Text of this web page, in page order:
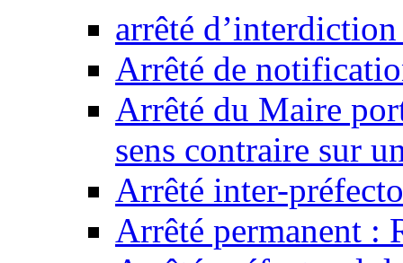
arrêté
Arrêté de
Arrêté du Maire
sens contraire sur
Arrêté inter-
Arrêté permanent :